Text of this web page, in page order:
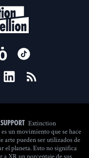
Extinction
un movimiento que se hace
arte pueden ser utilizados de
el planeta. Esto no significa
XR un porcentaje de sus